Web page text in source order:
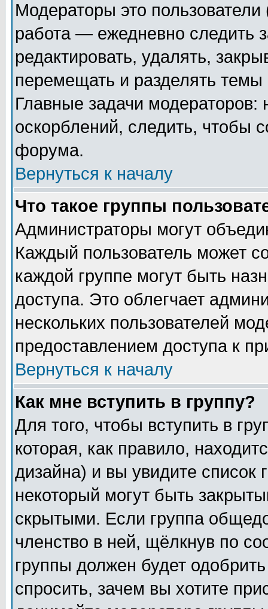
Модераторы это
работа — ежедневно следить
редактировать, удалять,
перемещать и разделять
Главные задачи
оскорблений, следить, чтобы
форума.
Вернуться к началу
Что такое группы
Администраторы могут
Каждый пользователь может
каждой группе могут быть
доступа. Это облегчает
нескольких пользователей
предоставлением доступа к
Вернуться к началу
Как мне вступить в группу?
Для того, чтобы вступить в
которая, как правило,
дизайна) и вы увидите список
некоторый могут быть
скрытыми. Если группа
членство в ней, щёлкнув по
группы должен будет
спросить, зачем вы хотите